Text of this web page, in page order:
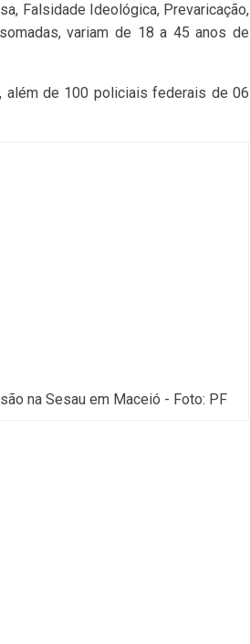
Falsidade Ideológica, Prevaricação,
variam de 18 a 45 anos de
além de 100 policiais federais de 06
na Sesau em Maceió - Foto: PF